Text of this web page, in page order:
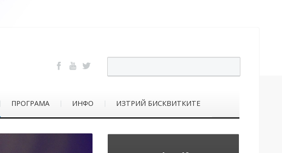
ПРОГРАМА ИНФО ИЗТРИЙ БИСКВИТКИТЕ